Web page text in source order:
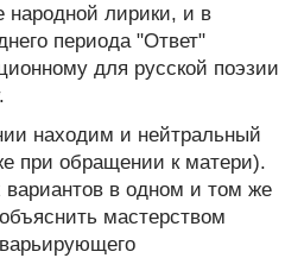
народной лирики, и в
периода "Ответ"
для русской поэзии
находим и нейтральный
при обращении к матери).
вариантов в одном и том же
мастерством